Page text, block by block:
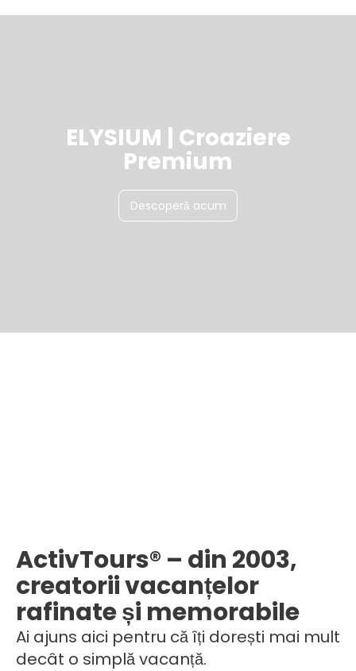
ELYSIUM | Croaziere
Premium
Descoperă acum
ActivTours® – din 2003,
creatorii vacanțelor
rafinate și memorabile
Ai ajuns aici pentru că îți dorești mai mult
decât o simplă vacanță.